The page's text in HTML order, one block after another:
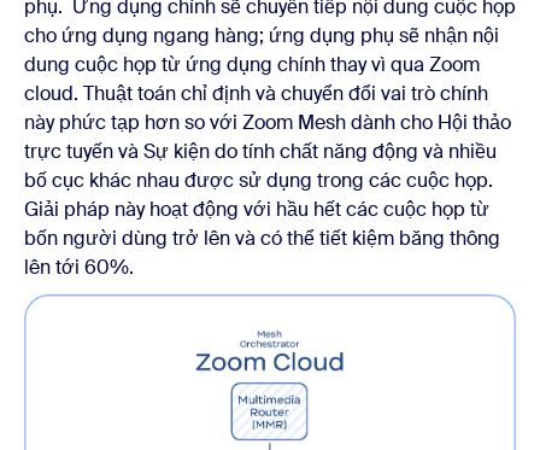
phụ. Ứng dụng chính sẽ chuyển tiếp nội dung cuộc họp
cho ứng dụng ngang hàng; ứng dụng phụ sẽ nhận nội
dung cuộc họp từ ứng dụng chính thay vì qua Zoom
cloud. Thuật toán chỉ định và chuyển đổi vai trò chính
này phức tạp hơn so với Zoom Mesh dành cho Hội thảo
trực tuyến và Sự kiện do tính chất năng động và nhiều
bố cục khác nhau được sử dụng trong các cuộc họp.
Giải pháp này hoạt động với hầu hết các cuộc họp từ
bốn người dùng trở lên và có thể tiết kiệm băng thông
lên tới 60%.